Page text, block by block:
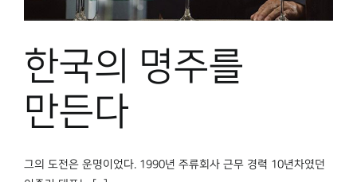
박물관 홈페이지
한국의 명주를
만든다
그의 도전은 운명이었다. 1990년 주류회사 근무 경력 10년차였던